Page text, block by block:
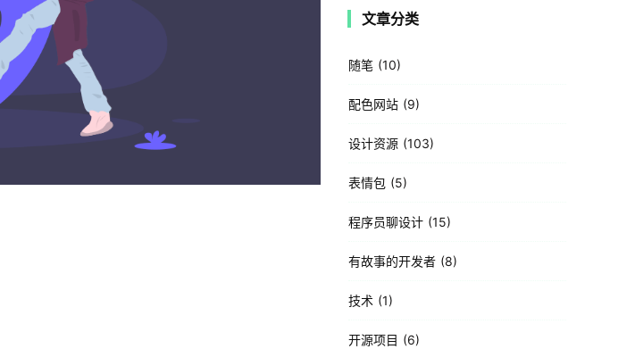
文章分类
随笔 10
配色网站 9
设计资源 103
表情包 5
程序员聊设计 15
有故事的开发者 8
技术 1
开源项目 6